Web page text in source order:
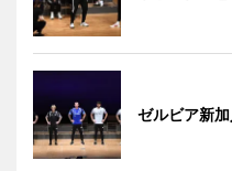
ゼルビア新